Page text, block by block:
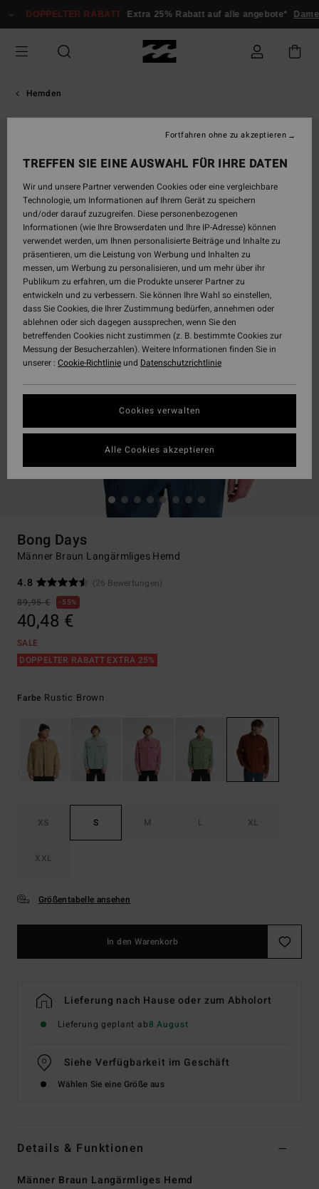
zur
springen
DOPPELTER RABATT Extra 25% Rabatt auf alle angebote*
Hemden
Bong Days
Männer Braun Langärmliges Hemd
4.8
(26 Bewertungen)
89,95 €
55%
40,48 €
SALE
DOPPELTER RABATT EXTRA 25%
Farbe Rustic Brown
XS S M L XL
XXL
Größentabelle ansehen
In den Warenkorb
Lieferung nach Hause oder zum Abholort
Lieferung geplant ab8 August
Siehe Verfügbarkeit im Geschäft
Wählen Sie eine Größe aus
Details & Funktionen
Männer Braun Langärmliges Hemd
TREFFEN SIE EINE AUSWAHL FÜR IHRE DATEN
Wir und unsere Partner verwenden Cookies oder eine vergleichbare
Technologie, um Informationen auf Ihrem Gerät zu speichern
und/oder darauf zuzugreifen. Diese personenbezogenen
Informationen (wie Ihre Browserdaten und Ihre IP-Adresse) können
verwendet werden, um Ihnen personalisierte Beiträge und Inhalte zu
präsentieren, um die Leistung von Werbung und Inhalten zu
messen, um Werbung zu personalisieren, und um mehr über ihr
Publikum zu erfahren, um die Produkte unserer Partner zu
entwickeln und zu verbessern. Sie können Ihre Wahl so einstellen,
dass Sie Cookies, die Ihrer Zustimmung bedürfen, annehmen oder
ablehnen oder sich dagegen aussprechen, wenn Sie den
betreffenden Cookies nicht zustimmen (z. B. bestimmte Cookies zur
Messung der Besucherzahlen). Weitere Informationen finden Sie in
unserer : Cookie-Richtlinieund Datenschutzrichtlinie
Cookies verwalten
Fortfahren ohne zu akzeptieren
Alle Cookies akzeptieren